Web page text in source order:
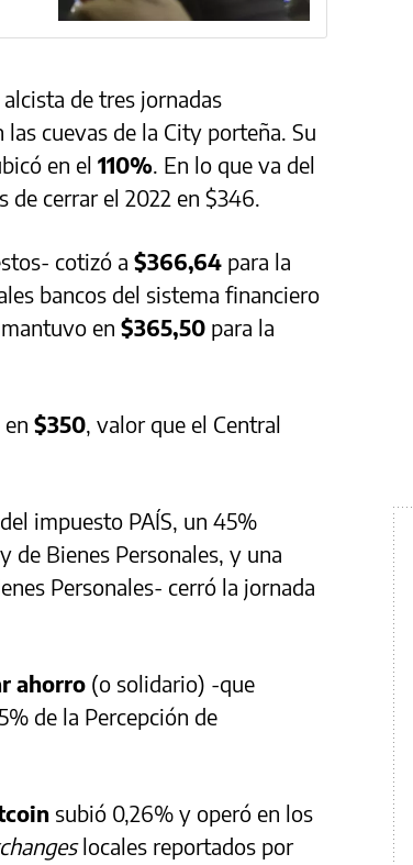
de tres jornadas
cuevas de la City porteña. Su
en el 110%. En lo que va del
de cerrar el 2022 en $346.
cotizó a $366,64 para la
bancos del sistema financiero
en $365,50 para la
$350, valor que el Central
impuesto PAÍS, un 45%
de Bienes Personales, y una
Personales- cerró la jornada
ahorro (o solidario) -que
de la Percepción de
subió 0,26% y operó en los
locales reportados por